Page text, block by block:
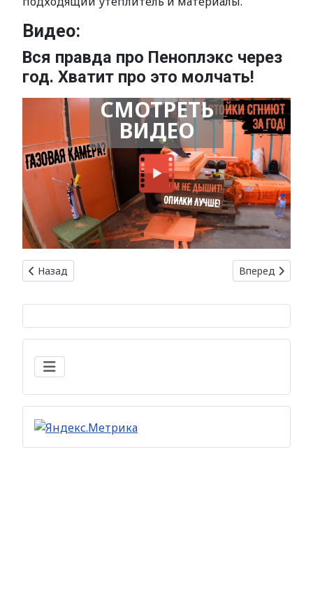
Видео:
Вся правда про Пеноплэкс через
год. Хватит про это молчать!
СМОТРЕТЬ
ВИДЕО
Предыдущий: Утепление потолка: защита от перепадов
Назад Следующий:
Вперед